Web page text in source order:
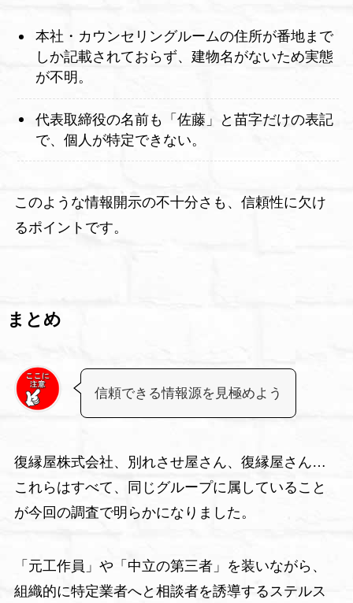
本社・カウンセリングルームの住所が番地まで
しか記載されておらず、建物名がないため実態
が不明。
代表取締役の名前も「佐藤」と苗字だけの表記
で、個人が特定できない。
このような情報開示の不十分さも、信頼性に欠け
るポイントです。
まとめ
信頼できる情報源を見極めよう
復縁屋株式会社、別れさせ屋さん、復縁屋さん…
これらはすべて、同じグループに属していること
が今回の調査で明らかになりました。
「元工作員」や「中立の第三者」を装いながら、
組織的に特定業者へと相談者を誘導するステルス